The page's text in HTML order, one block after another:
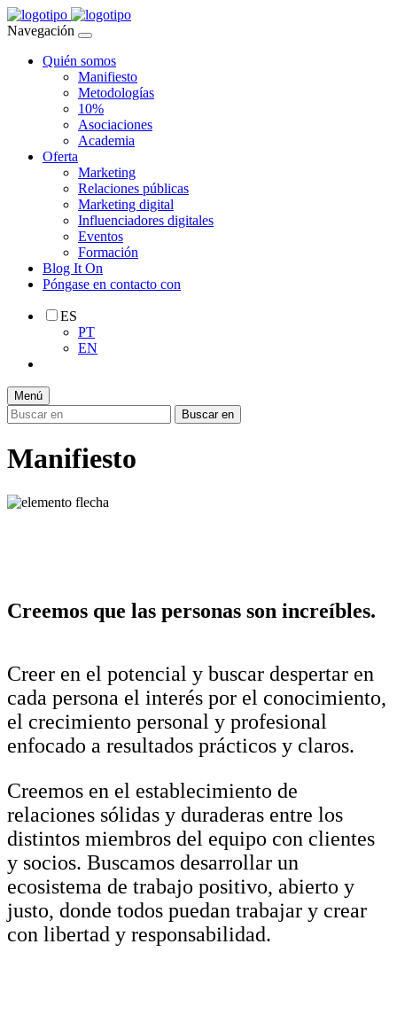
Navegación
Quién somos
Manifiesto
Metodologías
10%
Asociaciones
Academia
Oferta
Marketing
Relaciones públicas
Marketing digital
Influenciadores digitales
Eventos
Formación
Blog It On
Póngase en contacto con
ES
PT
EN
Menú
Buscar en
Manifiesto
Creemos que las personas son increíbles.
Creer en el potencial y buscar despertar en
cada persona el interés por el conocimiento,
el crecimiento personal y profesional
enfocado a resultados prácticos y claros.
Creemos en el establecimiento de
relaciones sólidas y duraderas entre los
distintos miembros del equipo con clientes
y socios. Buscamos desarrollar un
ecosistema de trabajo positivo, abierto y
justo, donde todos puedan trabajar y crear
con libertad y responsabilidad.